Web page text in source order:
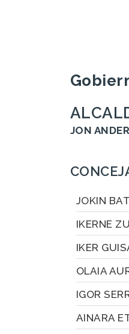
JON
JOKIN
IKERNE
IKER
OLAIA
IGOR
AINARA